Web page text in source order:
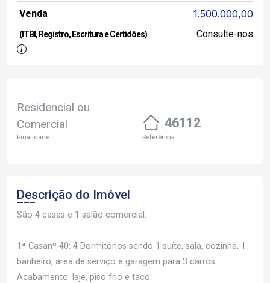
Venda 1.500.000,00
(ITBI, Registro, Escritura e Certidões) Consulte-nos
Residencial ou
Comercial
Finalidade
46112
Referência
Descrição do Imóvel
São 4 casas e 1 salão comercial.
1ª Casanº 40: 4 Dormitórios sendo 1 suíte, sala, cozinha, 1
banheiro, área de serviço e garagem para 3 carros.
Acabamento: laje, piso frio e taco.